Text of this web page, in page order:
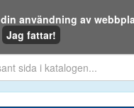
eller på webben:
användning av
Jag fattar!